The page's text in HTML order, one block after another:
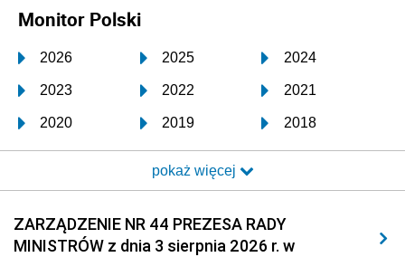
Monitor Polski
2026 2025 2024
2023 2022 2021
2020 2019 2018
2017 2016 2015
2014 2013 2012
2011 2010 2009
2008 2007 2006
pokaż więcej
ZARZĄDZENIE NR 44 PREZESA RADY
MINISTRÓW z dnia 3 sierpnia 2026 r. w